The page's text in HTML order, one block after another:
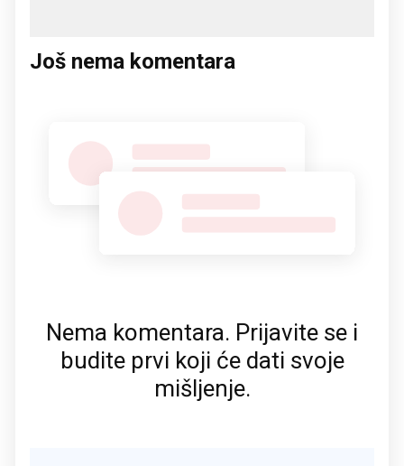
Još nema komentara
Nema komentara. Prijavite se i
budite prvi koji će dati svoje
mišljenje.